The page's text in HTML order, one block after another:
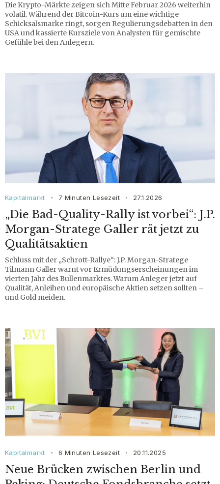
Die Krypto-Märkte zeigen sich Mitte Februar 2026 weiterhin
volatil. Während der Bitcoin-Kurs um eine wichtige
Schicksalsmarke ringt, sorgen Regulierungsdebatten in den
USA und kassierte Kursziele von Analysten für gemischte
Gefühle bei den Anlegern.
Kapitalmarkt • 7 Minuten Lesezeit • 27.1.2026
„Die Bad-Quality-Rally ist vorbei“: J.P.
Morgan-Stratege Galler rät jetzt zu
Qualitätsaktien
Schluss mit der „Schrott-Rallye“: J.P. Morgan-Stratege
Tilmann Galler warnt vor Ermüdungserscheinungen im
vierten Jahr des Bullenmarktes. Warum Anleger jetzt auf
Qualität, Anleihen und europäische Aktien setzen sollten –
und Gold meiden.
Kapitalmarkt • 6 Minuten Lesezeit • 20.11.2025
Neue Brücken zwischen Berlin und